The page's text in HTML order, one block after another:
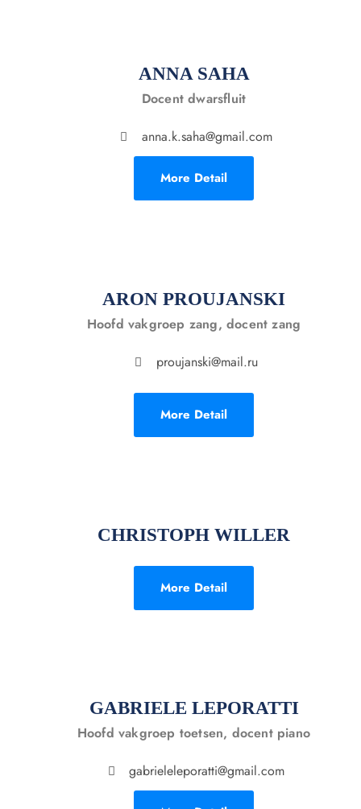
ANNA SAHA
Docent dwarsfluit
anna.k.saha@gmail.com
More Detail
ARON PROUJANSKI
Hoofd vakgroep zang, docent zang
proujanski@mail.ru
More Detail
CHRISTOPH WILLER
More Detail
GABRIELE LEPORATTI
Hoofd vakgroep toetsen, docent piano
gabrieleleporatti@gmail.com